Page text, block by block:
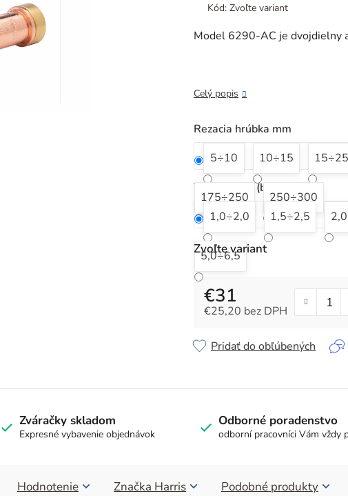
produktu
0,0
Kód: Zvoľte variant
Model 6290-AC je dvojdielny
Celý popis
Rezacia hrúbka mm
5÷10
10÷15 15÷25
175÷250 250÷300
Tlak kyslíku (bar)
1,0÷2,0
1,5÷2,5
5,0÷6,5
Zvoľte variant
€31
€25,20 bez DPH
Pridať do obľúbených
Zváračky skladom
Expresné vybavenie objednávok
Odborné poradenstvo
odborní pracovníci Vám vždy
Hodnotenie Značka Harris Podobné produkty